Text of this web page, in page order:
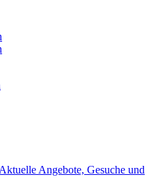
Angebote, Gesuche und